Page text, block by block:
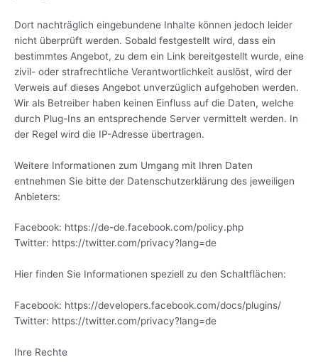
Dort nachträglich eingebundene Inhalte können jedoch leider
nicht überprüft werden. Sobald festgestellt wird, dass ein
bestimmtes Angebot, zu dem ein Link bereitgestellt wurde, eine
zivil- oder strafrechtliche Verantwortlichkeit auslöst, wird der
Verweis auf dieses Angebot unverzüglich aufgehoben werden.
Wir als Betreiber haben keinen Einfluss auf die Daten, welche
durch Plug-Ins an entsprechende Server vermittelt werden. In
der Regel wird die IP-Adresse übertragen.
Weitere Informationen zum Umgang mit Ihren Daten
entnehmen Sie bitte der Datenschutzerklärung des jeweiligen
Anbieters:
Facebook: https://de-de.facebook.com/policy.php
Twitter: https://twitter.com/privacy?lang=de
Hier finden Sie Informationen speziell zu den Schaltflächen:
Facebook: https://developers.facebook.com/docs/plugins/
Twitter: https://twitter.com/privacy?lang=de
Ihre Rechte